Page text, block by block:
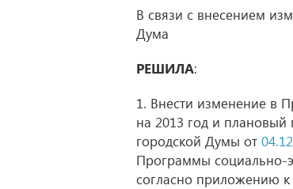
В связи с внесением
Дума
РЕШИЛА:
1. Внести изменение в
на 2013 год и
городской Думы от
Программы социально-
согласно приложению